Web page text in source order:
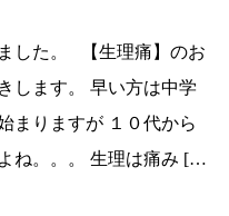
した。 【生理痛】のお
します。 早い方は中学
まりますが １０代から
ね。。。 生理は痛み […